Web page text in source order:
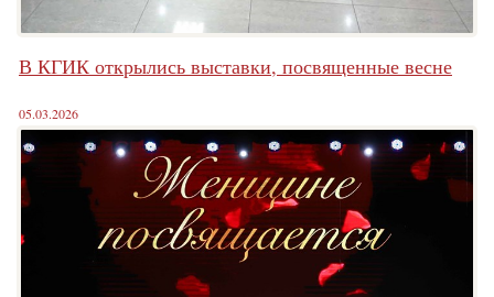
В КГИК открылись выставки, посвященные весне
05.03.2026